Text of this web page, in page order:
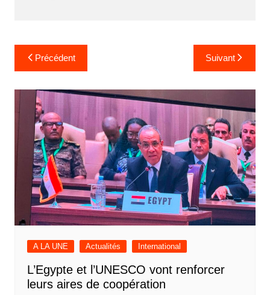
Navigation
de
l’article
Précédent Suivant
A LA UNE Actualités International
L’Egypte et l’UNESCO vont renforcer
leurs aires de coopération